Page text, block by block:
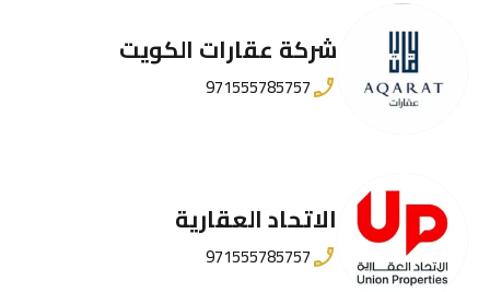
شركة عقارات الكويت
971555785757
الاتحاد العقارية
971555785757